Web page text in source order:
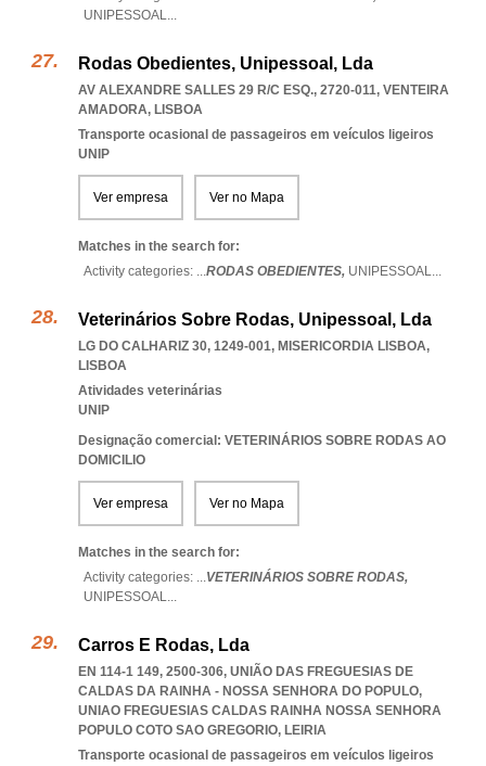
UNIPESSOAL...
Rodas Obedientes, Unipessoal, Lda
AV ALEXANDRE SALLES 29 R/C ESQ., 2720-011, VENTEIRA
AMADORA, LISBOA
Transporte ocasional de passageiros em veículos ligeiros
UNIP
Ver empresa Ver no Mapa
Matches in the search for:
Activity categories: ...RODAS OBEDIENTES, UNIPESSOAL...
Veterinários Sobre Rodas, Unipessoal, Lda
LG DO CALHARIZ 30, 1249-001, MISERICORDIA LISBOA,
LISBOA
Atividades veterinárias
UNIP
Designação comercial: VETERINÁRIOS SOBRE RODAS AO
DOMICILIO
Ver empresa Ver no Mapa
Matches in the search for:
Activity categories: ...VETERINÁRIOS SOBRE RODAS,
UNIPESSOAL...
Carros E Rodas, Lda
EN 114-1 149, 2500-306, UNIÃO DAS FREGUESIAS DE
CALDAS DA RAINHA - NOSSA SENHORA DO POPULO,
UNIAO FREGUESIAS CALDAS RAINHA NOSSA SENHORA
POPULO COTO SAO GREGORIO, LEIRIA
Transporte ocasional de passageiros em veículos ligeiros